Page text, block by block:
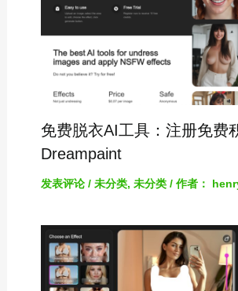
免费脱衣AI工具：注册免费
Dreampaint
发表评论 / 未分类, 未分类/ 作者：